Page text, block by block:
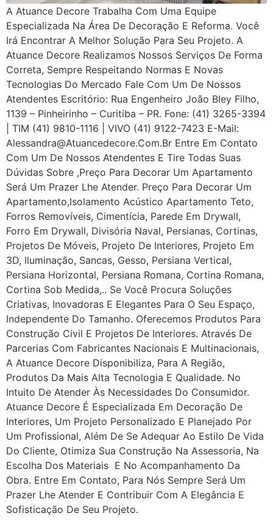
A Atuance Decore Trabalha Com Uma Equipe
Especializada Na Área De Decoração E Reforma. Você
Irá Encontrar A Melhor Solução Para Seu Projeto. A
Atuance Decore Realizamos Nossos Serviços De Forma
Correta, Sempre Respeitando Normas E Novas
Tecnologias Do Mercado Fale Com Um De Nossos
Atendentes Escritório: Rua Engenheiro João Bley Filho,
1139 – Pinheirinho – Curitiba – PR. Fone: (41) 3265-3394
| TIM (41) 9810-1116 | VIVO (41) 9122-7423 E-Mail:
Alessandra@atuancedecore.com.br Entre Em Contato
Com Um De Nossos Atendentes E Tire Todas Suas
Dúvidas Sobre ,Preço Para Decorar Um Apartamento
Será Um Prazer Lhe Atender. Preço Para Decorar Um
Apartamento,Isolamento Acústico Apartamento Teto,
Forros Removíveis, Cimentícia, Parede Em Drywall,
Forro Em Drywall, Divisória Naval, Persianas, Cortinas,
Projetos De Móveis, Projeto De Interiores, Projeto Em
3D, Iluminação, Sancas, Gesso, Persiana Vertical,
Persiana Horizontal, Persiana Romana, Cortina Romana,
Cortina Sob Medida,.. Se Você Procura Soluções
Criativas, Inovadoras E Elegantes Para O Seu Espaço,
Independente Do Tamanho. Oferecemos Produtos Para
Construção Civil E Projetos De Interiores. Através De
Parcerias Com Fabricantes Nacionais E Multinacionais,
A Atuance Decore Disponibiliza, Para A Região,
Produtos Da Mais Alta Tecnologia E Qualidade. No
Intuito De Atender Às Necessidades Do Consumidor.
Atuance Decore É Especializada Em Decoração De
Interiores, Um Projeto Personalizado E Planejado Por
Um Profissional, Além De Se Adequar Ao Estilo De Vida
Do Cliente, Otimiza Sua Construção Na Assessoria, Na
Escolha Dos Materiais E No Acompanhamento Da
Obra. Entre Em Contato, Para Nós Sempre Será Um
Prazer Lhe Atender E Contribuir Com A Elegância E
Sofisticação De Seu Projeto.